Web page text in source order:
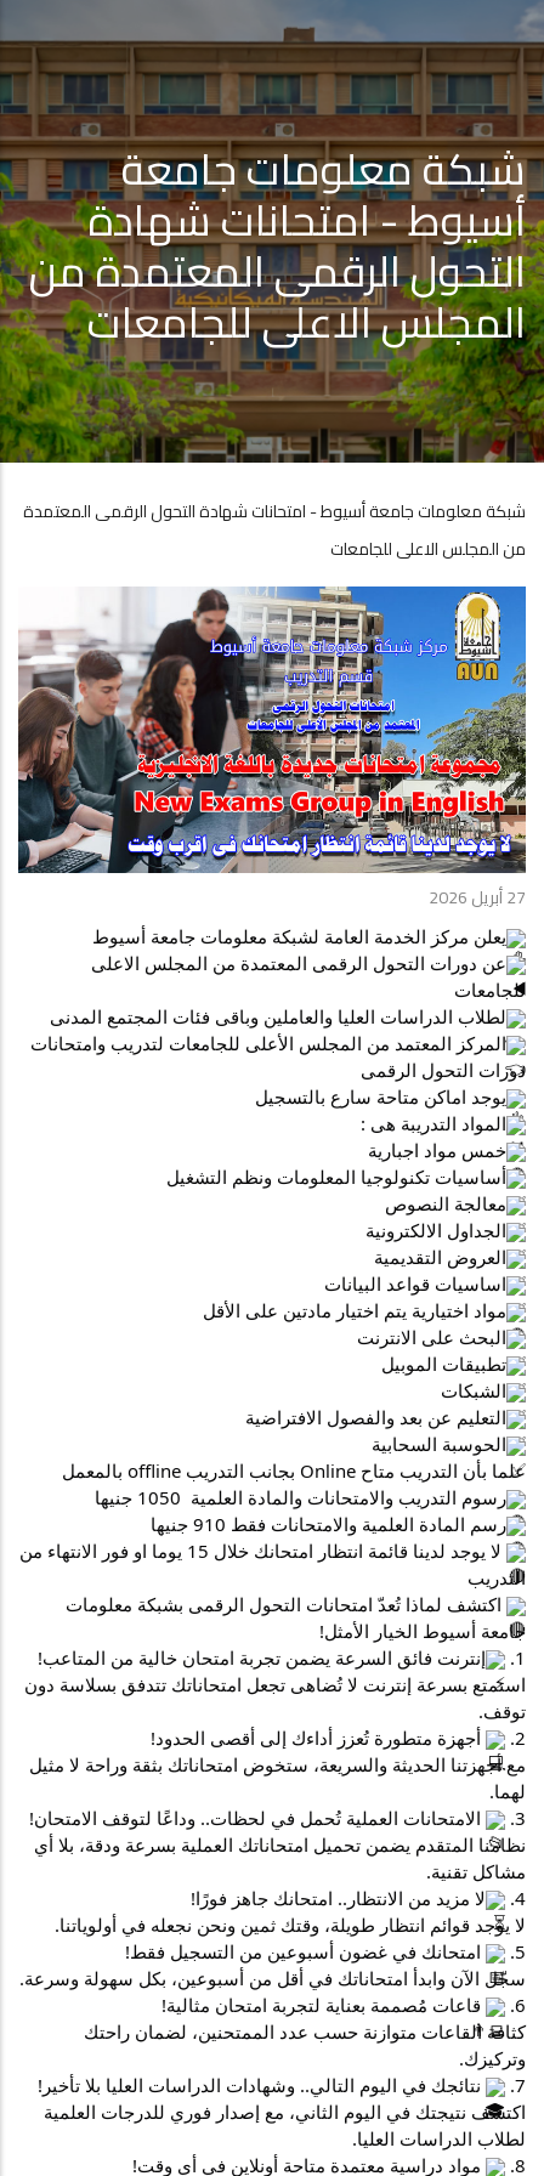
شبكة معلومات جامعة
أسيوط - امتحانات شهادة
التحول الرقمى المعتمدة من
المجلس الاعلى للجامعات
شبكة معلومات جامعة أسيوط - امتحانات شهادة التحول الرقمى المعتمدة
من المجلس الاعلى للجامعات
27 أبريل 2026
يعلن مركز الخدمة العامة لشبكة معلومات جامعة أسيوط
للجامعات
لطلاب الدراسات العليا والعاملين وباقى فئات المجتمع المدنى
دورات التحول الرقمى
يوجد اماكن متاحة سارع بالتسجيل
المواد التدريبة هى :
خمس مواد اجبارية
أساسيات تكنولوجيا المعلومات ونظم التشغيل
معالجة النصوص
الجداول الالكترونية
العروض التقديمية
اساسيات قواعد البيانات
مواد اختيارية يتم اختيار مادتين على الأقل
البحث على الانترنت
تطبيقات الموبيل
الشبكات
التعليم عن بعد والفصول الافتراضية
الحوسبة السحابية
علما بأن التدريب متاح Online بجانب التدريب offline بالمعمل
رسوم التدريب والامتحانات والمادة العلمية  1050 جنيها
رسم المادة العلمية والامتحانات فقط 910 جنيها
التدريب
جامعة أسيوط الخيار الأمثل!
1.
إنترنت فائق السرعة يضمن تجربة امتحان خالية من المتاعب!
توقف.
2.
أجهزة متطورة تُعزز أداءك إلى أقصى الحدود!
لهما.
3.
الامتحانات العملية تُحمل في لحظات.. وداعًا لتوقف الامتحان!
مشاكل تقنية.
4.
لا مزيد من الانتظار.. امتحانك جاهز فورًا!
لا يوجد قوائم انتظار طويلة، وقتك ثمين ونحن نجعله في أولوياتنا.
5.
امتحانك في غضون أسبوعين من التسجيل فقط!
سجّل الآن وابدأ امتحاناتك في أقل من أسبوعين، بكل سهولة وسرعة.
6.
قاعات مُصممة بعناية لتجربة امتحان مثالية!
وتركيزك.
7.
نتائجك في اليوم التالي.. وشهادات الدراسات العليا بلا تأخير!
لطلاب الدراسات العليا.
8.
مواد دراسية معتمدة متاحة أونلاين في أي وقت!